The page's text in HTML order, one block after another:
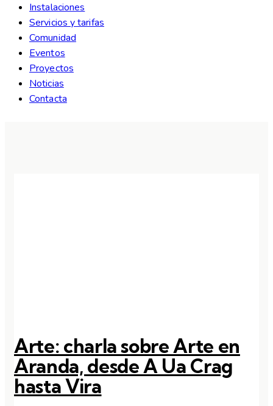
Instalaciones
Servicios y tarifas
Comunidad
Eventos
Proyectos
Noticias
Contacta
Arte: charla sobre Arte en
Aranda, desde A Ua Crag
hasta Vira